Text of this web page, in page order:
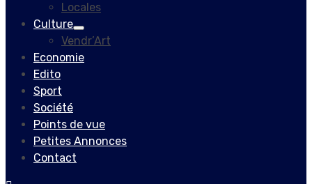
Locales
Culture
Vendr’Art
Economie
Edito
Sport
Société
Points de vue
Petites Annonces
Contact